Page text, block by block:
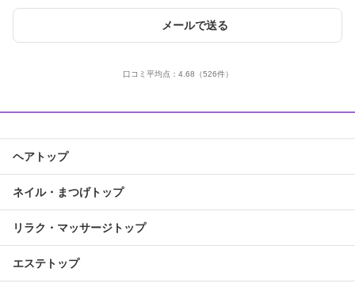
メールで送る
口コミ平均点： 4.68 （526件）
ヘアトップ
ネイル・まつげトップ
リラク・マッサージトップ
エステトップ